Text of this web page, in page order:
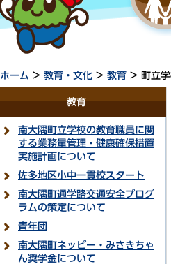
ホーム > 教育・文化 > 教育 > 町立
教育
南大隅町立学校の教育職員に関
する業務量管理・健康確保措置
実施計画について
佐多地区小中一貫校スタート
南大隅町通学路交通安全プログ
ラムの策定について
青年団
南大隅町ネッピー・みさきちゃ
ん奨学金について